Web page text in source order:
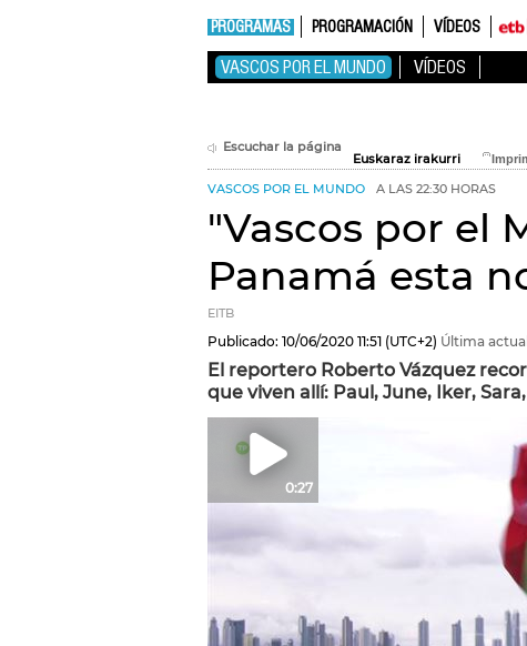
PROGRAMAS PROGRAMACIÓN VÍDEOS
VASCOS POR EL MUNDO VÍDEOS
Escuchar la página
Euskaraz irakurri
VASCOS POR EL MUNDO A LAS 22:30 HORAS
"Vascos por el
Panamá esta
EITB
Publicado: 10/06/2020 11:51 (UTC+2) Última
El reportero Roberto Vázquez
que viven allí: Paul, June, Iker,
0:27